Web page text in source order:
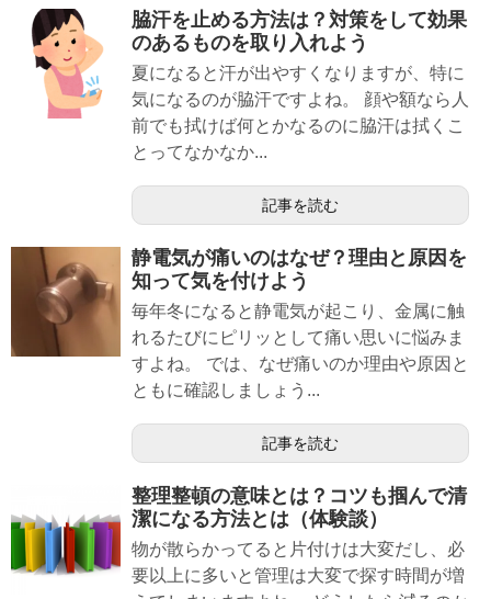
脇汗を止める方法は？対策をして効果
のあるものを取り入れよう
夏になると汗が出やすくなりますが、特に
気になるのが脇汗ですよね。 顔や額なら人
前でも拭けば何とかなるのに脇汗は拭くこ
とってなかなか...
記事を読む
静電気が痛いのはなぜ？理由と原因を
知って気を付けよう
毎年冬になると静電気が起こり、金属に触
れるたびにピリッとして痛い思いに悩みま
すよね。 では、なぜ痛いのか理由や原因と
ともに確認しましょう...
記事を読む
整理整頓の意味とは？コツも掴んで清
潔になる方法とは（体験談）
物が散らかってると片付けは大変だし、必
要以上に多いと管理は大変で探す時間が増